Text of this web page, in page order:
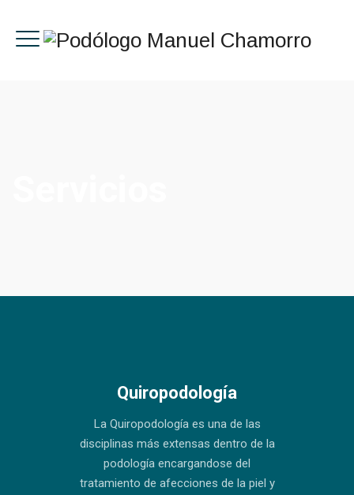
Quiropodología
La Quiropodología es una de las
disciplinas más extensas dentro de la
podología encargandose del
tratamiento de afecciones de la piel y